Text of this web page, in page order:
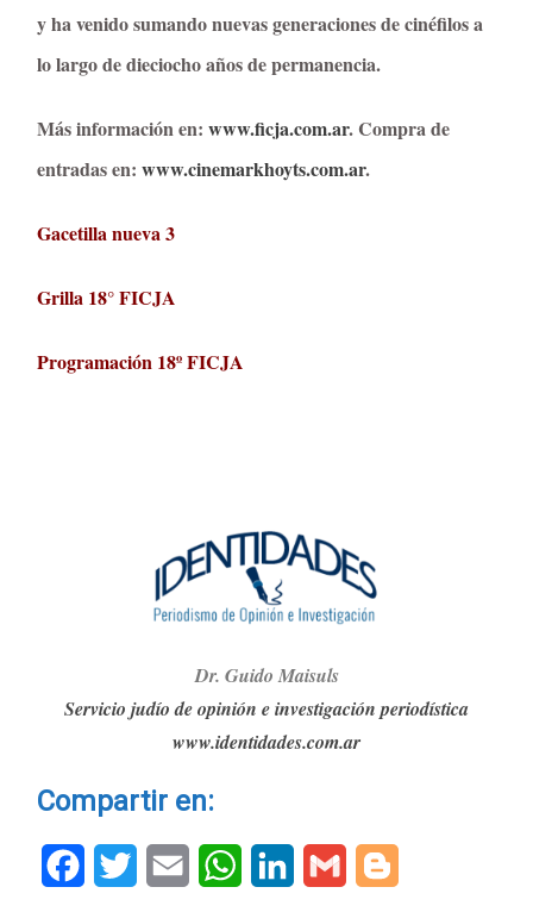
y ha venido sumando nuevas generaciones de cinéfilos a
lo largo de dieciocho años de permanencia.
Más información en: www.ficja.com.ar. Compra de
entradas en: www.cinemarkhoyts.com.ar.
Gacetilla nueva 3
Grilla 18° FICJA
Programación 18º FICJA
Dr. Guido Maisuls
Servicio judío de opinión e investigación periodística
www.identidades.com.ar
Compartir en:
FacebookTwitter Email WhatsAppLinkedInGmail